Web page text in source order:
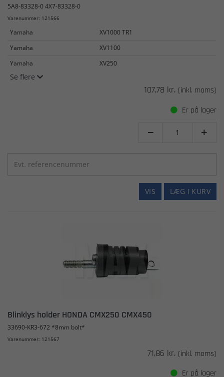
5A8-83328-0 4X7-83328-0
Varenummer: 121566
Yamaha
XV1000 TR1
Yamaha
XV1100
Yamaha
XV250
Se flere
107,78 kr. (inkl. moms)
Er på lager
 
LÆG I KURV
VIS
Blinklys holder HONDA CMX250 CMX450
33690-KR3-672 *8mm bolt*
Varenummer: 121567
71,86 kr. (inkl. moms)
Er på lager